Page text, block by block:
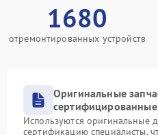
1680
отремонтированных устройств
Оригинальные
Используются оригинальные
сертификацию специалисты,